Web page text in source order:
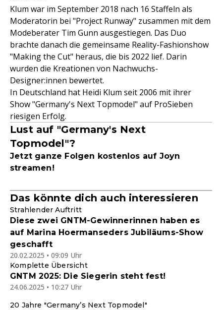
Klum war im September 2018 nach 16 Staffeln als
Moderatorin bei "Project Runway" zusammen mit dem
Modeberater Tim Gunn ausgestiegen. Das Duo
brachte danach die gemeinsame Reality-Fashionshow
"Making the Cut" heraus, die bis 2022 lief. Darin
wurden die Kreationen von Nachwuchs-
Designer:innen bewertet.
In Deutschland hat Heidi Klum seit 2006 mit ihrer
Show "Germany's Next Topmodel" auf ProSieben
riesigen Erfolg.
Lust auf "Germany's Next
Topmodel"?
Jetzt ganze Folgen kostenlos auf Joyn
streamen!
Das könnte dich auch interessieren
Strahlender Auftritt
Diese zwei GNTM-Gewinnerinnen haben es
auf Marina Hoermanseders Jubiläums-Show
geschafft
20.02.2025 • 09:09 Uhr
Komplette Übersicht
GNTM 2025: Die Siegerin steht fest!
24.06.2025 • 10:27 Uhr
20 Jahre "Germany’s Next Topmodel"